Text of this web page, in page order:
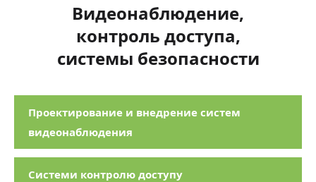
Видеонаблюдение,
контроль доступа,
системы безопасности
Проектирование и внедрение систем
видеонаблюдения
Системи контролю доступу